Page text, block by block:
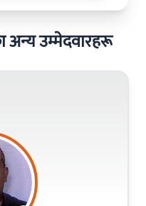
अन्य उम्मेदवारहरू